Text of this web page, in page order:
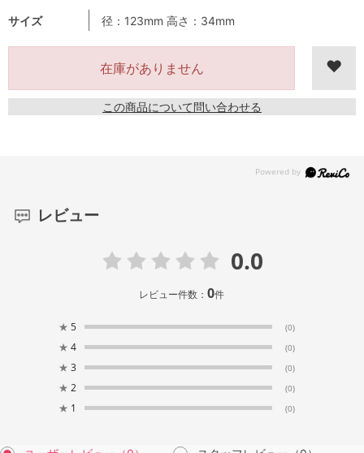
サイズ 径：123mm 高さ：34mm
在庫がありません
この商品について問い合わせる
レビュー
0.0
レビュー件数：0件
★ 5 (0)
★ 4 (0)
★ 3 (0)
★ 2 (0)
★ 1 (0)